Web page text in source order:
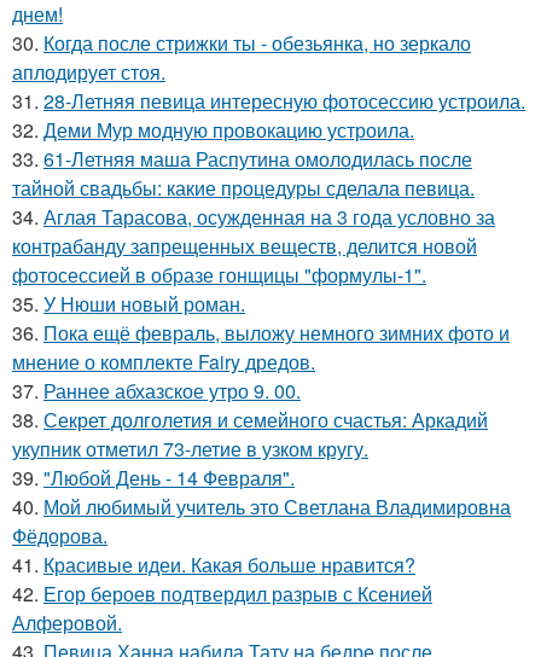
днем!
30. Когда после стрижки ты - обезьянка, но зеркало
аплодирует стоя.
31. 28-Летняя певица интересную фотосессию устроила.
32. Деми Мур модную провокацию устроила.
33. 61-Летняя маша Распутина омолодилась после
тайной свадьбы: какие процедуры сделала певица.
34. Аглая Тарасова, осужденная на 3 года условно за
контрабанду запрещенных веществ, делится новой
фотосессией в образе гонщицы "формулы-1".
35. У Нюши новый роман.
36. Пока ещё февраль, выложу немного зимних фото и
мнение о комплекте Fairy дредов.
37. Раннее абхазское утро 9. 00.
38. Секрет долголетия и семейного счастья: Аркадий
укупник отметил 73-летие в узком кругу.
39. "Любой День - 14 Февраля".
40. Мой любимый учитель это Светлана Владимировна
Фёдорова.
41. Красивые идеи. Какая больше нравится?
42. Егор бероев подтвердил разрыв с Ксенией
Алферовой.
43. Певица Ханна набила Тату на бедре после